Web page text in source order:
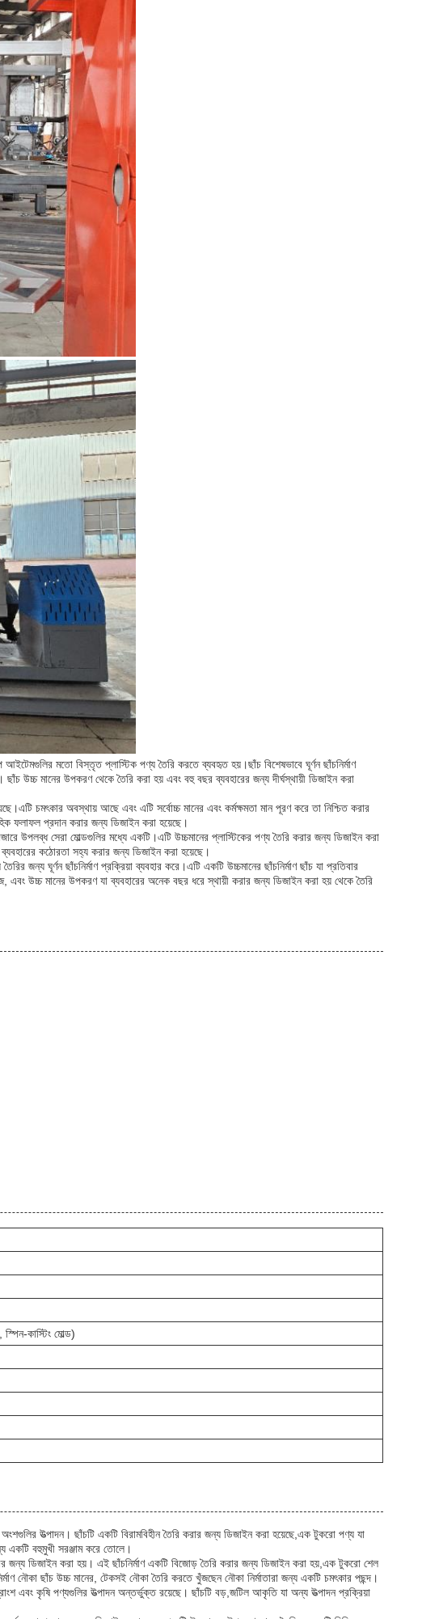
আইটেমগুলির মতো বিস্তৃত প্লাস্টিক পণ্য তৈরি করতে ব্যবহৃত হয়।ছাঁচ বিশেষভাবে ঘূর্ণন ছাঁচনির্মাণ
উচ্চ মানের উপকরণ থেকে তৈরি করা হয় এবং বহু বছর ব্যবহারের জন্য দীর্ঘস্থায়ী ডিজাইন করা
চমৎকার অবস্থায় আছে এবং এটি সর্বোচ্চ মানের এবং কর্মক্ষমতা মান পূরণ করে তা নিশ্চিত করার
ফলাফল প্রদান করার জন্য ডিজাইন করা হয়েছে।
উপলব্ধ সেরা মোল্ডগুলির মধ্যে একটি।এটি উচ্চমানের প্লাস্টিকের পণ্য তৈরি করার জন্য ডিজাইন করা
কঠোরতা সহ্য করার জন্য ডিজাইন করা হয়েছে।
জন্য ঘূর্ণন ছাঁচনির্মাণ প্রক্রিয়া ব্যবহার করে।এটি একটি উচ্চমানের ছাঁচনির্মাণ ছাঁচ যা প্রতিবার
উচ্চ মানের উপকরণ যা ব্যবহারের অনেক বছর ধরে স্থায়ী করার জন্য ডিজাইন করা হয় থেকে তৈরি
স্পিন-কাস্টিং মোল্ড)
উত্পাদন। ছাঁচটি একটি বিরামবিহীন তৈরি করার জন্য ডিজাইন করা হয়েছে,এক টুকরো পণ্য যা
একটি বহুমুখী সরঞ্জাম করে তোলে।
তৈরির জন্য ডিজাইন করা হয়। এই ছাঁচনির্মাণ একটি বিজোড় তৈরি করার জন্য ডিজাইন করা হয়,এক টুকরো শেল
ছাঁচ উচ্চ মানের, টেকসই নৌকা তৈরি করতে খুঁজছেন নৌকা নির্মাতারা জন্য একটি চমৎকার পছন্দ।
এবং কৃষি পণ্যগুলির উত্পাদন অন্তর্ভুক্ত রয়েছে। ছাঁচটি বড়,জটিল আকৃতি যা অন্য উত্পাদন প্রক্রিয়া